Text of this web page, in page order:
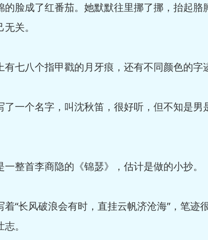
成了红番茄。她默默往里挪了挪，抬起胳
关。
八个指甲戳的月牙痕，还有不同颜色的字
个名字，叫沈秋笛，很好听，但不知是男
首李商隐的《锦瑟》，估计是做的小抄。
长风破浪会有时，直挂云帆济沧海”，笔迹
。